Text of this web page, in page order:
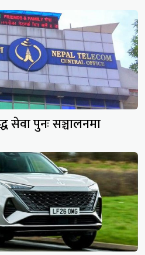
पुनः सञ्चालनमा